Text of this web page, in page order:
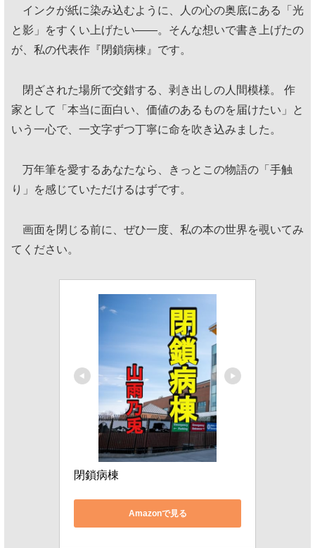
インクが紙に染み込むように、人の心の奥底にある「光
と影」をすくい上げたい——。そんな想いで書き上げたの
が、私の代表作『閉鎖病棟』です。
閉ざされた場所で交錯する、剥き出しの人間模様。 作
家として「本当に面白い、価値のあるものを届けたい」と
いう一心で、一文字ずつ丁寧に命を吹き込みました。
万年筆を愛するあなたなら、きっとこの物語の「手触
り」を感じていただけるはずです。
画面を閉じる前に、ぜひ一度、私の本の世界を覗いてみ
てください。
閉鎖病棟
Amazonで見る